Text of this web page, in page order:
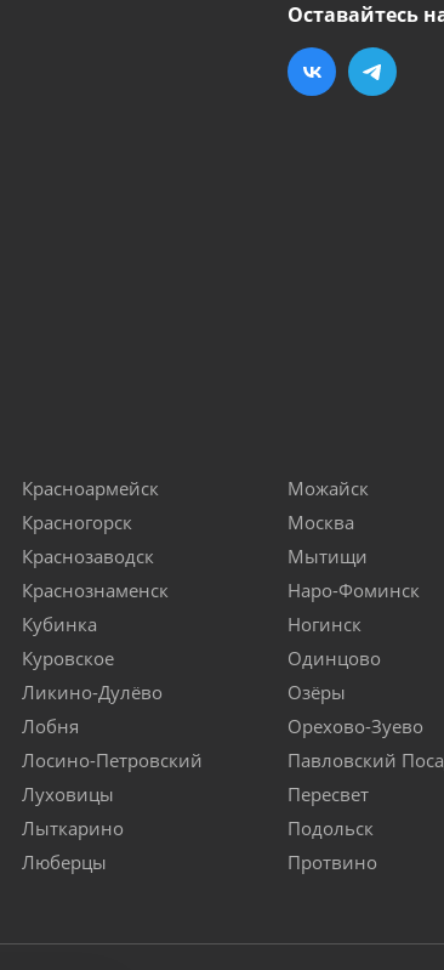
Оставайтесь
Красноармейск
Красногорск
Краснозаводск
Краснознаменск
Кубинка
Куровское
Ликино-Дулёво
Лобня
Лосино-Петровский
Луховицы
Лыткарино
Люберцы
Можайск
Москва
Мытищи
Наро-Фоминск
Ногинск
Одинцово
Озёры
Орехово-Зуево
Павловский
Пересвет
Подольск
Протвино